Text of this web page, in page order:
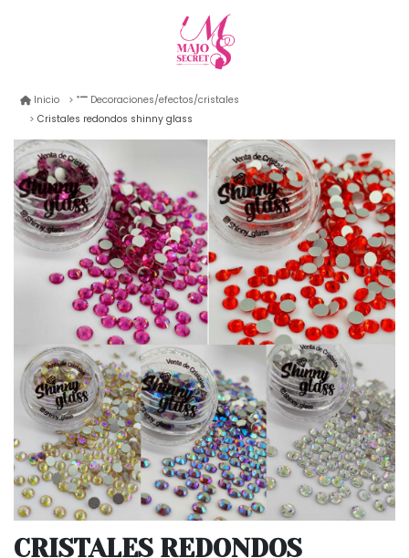
Inicio
Decoraciones/efectos/cristales
Cristales redondos shinny glass
CRISTALES REDONDOS